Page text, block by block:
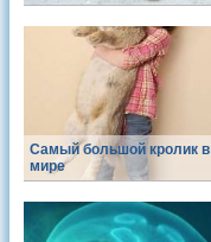
Самый большой кролик в
мире